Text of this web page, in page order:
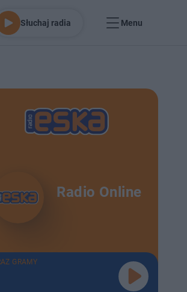
Słuchaj radia Menu
Radio Online
GRAMY